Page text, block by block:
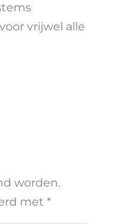
vrijwel alle
worden.
met *